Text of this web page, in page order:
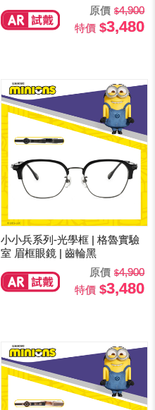
原價
4,900
特價
3,480
小小兵系列-光學框 | 格魯實驗
室 眉框眼鏡 | 齒輪黑
原價
4,900
特價
3,480